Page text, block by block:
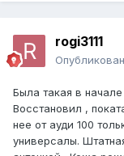
rogi3111
Была такая в
Восстановил ,
нее от ауди 100
универсалы.